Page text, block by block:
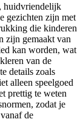
huidvriendelijk
gezichten zijn met
die kinderen
zijn gemaakt van
kan worden, wat
van de
details zoals
alleen speelgoed
prettig te weten
zodat je
de